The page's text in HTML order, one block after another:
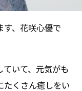
す、花咲心優で
いて、元気がも
たくさん癒しをい